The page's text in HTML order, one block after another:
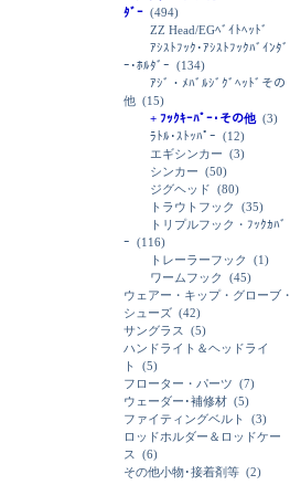
ﾀﾞｰ (494)
ZZ Head/EGﾍﾞｲﾄﾍｯﾄﾞ
ｱｼｽﾄﾌｯｸ･ｱｼｽﾄﾌｯｸﾊﾞｲﾝﾀﾞ
ｰ･ﾎﾙﾀﾞｰ (134)
ｱｼﾞ・ﾒﾊﾞﾙｼﾞｸﾞﾍｯﾄﾞその
他 (15)
+ ﾌｯｸｷｰﾊﾟｰ･その他(3)
ﾗﾄﾙ･ｽﾄｯﾊﾟｰ (12)
エギシンカー (3)
シンカー (50)
ジグヘッド (80)
トラウトフック
(35)
トリプルフック・ﾌｯｸｶﾊﾞ
ｰ (116)
トレーラーフック
(1)
ワームフック
(45)
ウェアー・キップ・グローブ・
シューズ (42)
サングラス
(5)
ハンドライト＆ヘッドライ
ト
(5)
フローター・パーツ (7)
ウェーダー･補修材 (5)
ファイティングベルト
(3)
ロッドホルダー＆ロッドケー
ス
(6)
その他小物･接着剤等 (2)